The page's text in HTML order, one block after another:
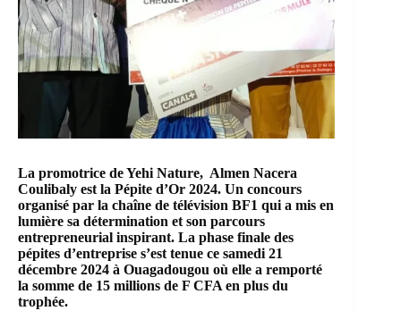
La promotrice deYehi Nature, Almen Nacera
Coulibaly est la Pépite d’Or 2024. Un concours
organisé par la chaîne de télévision BF1 qui a mis en
lumière sa détermination et son parcours
entrepreneurial inspirant. La phase finale des
pépites d’entreprise s’est tenue ce samedi 21
décembre 2024 à Ouagadougou où elle a remporté
la somme de 15 millions de F CFA en plus du
trophée.